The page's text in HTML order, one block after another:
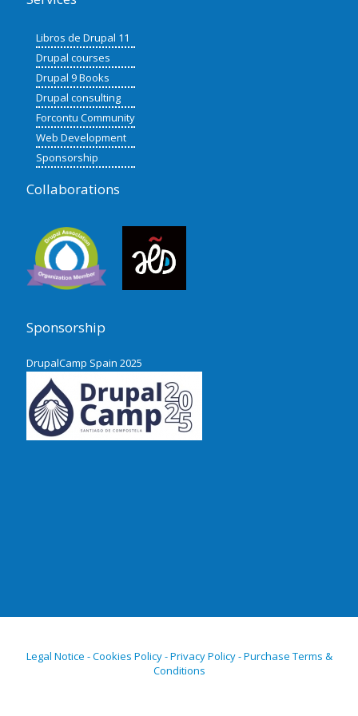
Libros de Drupal 11
Drupal courses
Drupal 9 Books
Drupal consulting
Forcontu Community
Web Development
Sponsorship
Collaborations
Sponsorship
DrupalCamp Spain 2025
Legal Notice - Cookies Policy - Privacy Policy - Purchase Terms &
Conditions